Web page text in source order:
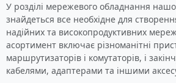
У розділі мережевого обладнання
знайдеться все необхідне для
надійних та високопродуктивних
асортимент включає різноманітні
маршрутизаторів і комутаторів, і
кабелями, адаптерами та іншими